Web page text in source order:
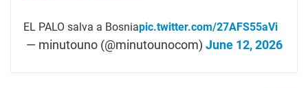
EL PALO salva a Bosniapic.twitter.com/27AFS55aVi
— minutouno (@minutounocom) June 12, 2026